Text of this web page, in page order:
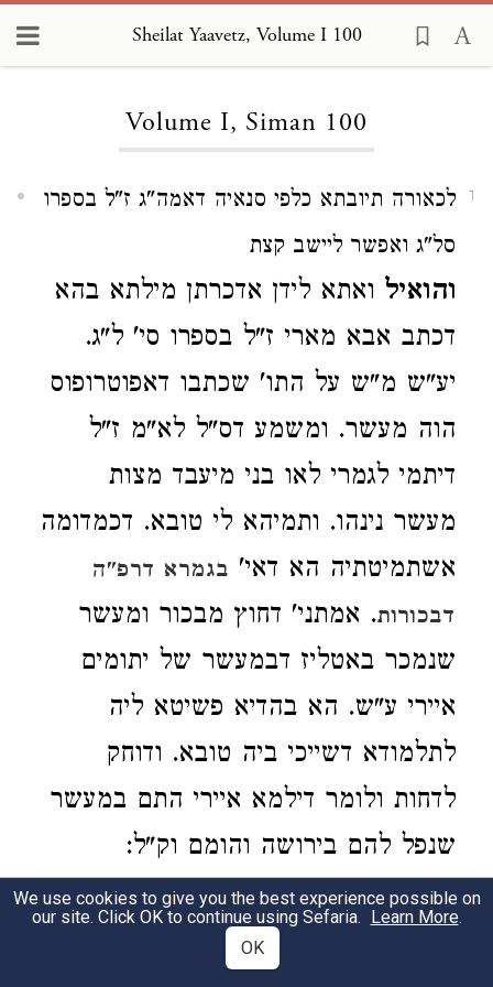
Sheilat Yaavetz, Volume I 100
Volume I, Siman 100
1
לכאורה תיובתא כלפי סנאיה דאמה"ג ז"ל בספרו
סל"ג ואפשר ליישב קצת
והואיל ואתא לידן אדכרתן מילתא בהא
דכתב אבא מארי ז"ל בספרו סי' ל"ג.
יע"ש מ"ש על התו' שכתבו דאפוטרופוס
הוה מעשר. ומשמע דס"ל לא"מ ז"ל
דיתמי לגמרי לאו בני מיעבד מצות
מעשר נינהו. ותמיהא לי טובא. דכמדומה
אשתמיטתיה הא דאי' בגמרא דרפ"ה
דבכורות. אמתני' דחוץ מבכור ומעשר
שנמכר באטליז דבמעשר של יתומים
איירי ע"ש. הא בהדיא פשיטא ליה
לתלמודא דשייכי ביה טובא. ודוחק
לדחות ולומר דילמא איירי התם במעשר
שנפל להם בירושה והומם וק"ל:
מיהא קושטא משמע דלא פלוג במעשר בהמה
י"ל דנראה פשוט דודאי חייב
We use cookies to give you the best experience possible on
our site. Click OK to continue using Sefaria. Learn More.
OK